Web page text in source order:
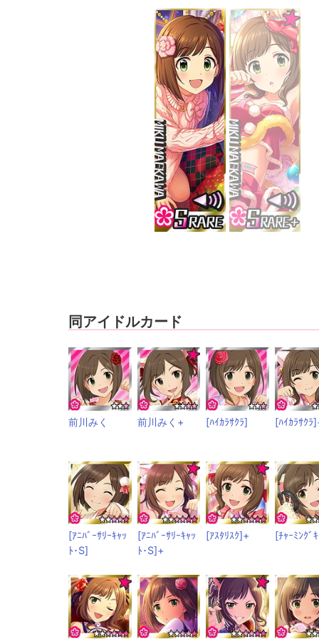
同アイドルカード
前川みく 前川みく+ [ﾊｲｶﾗｻｸﾗ] [ﾊｲｶﾗｻｸﾗ
[ｱﾆﾊﾞｰｻﾘｰｷｬｯ
ﾄ･S]
[ｱﾆﾊﾞｰｻﾘｰｷｬｯ
ﾄ･S]+
[ｱｽﾀﾘｽｸ]+ [ﾁｬｰﾐﾝｸﾞ